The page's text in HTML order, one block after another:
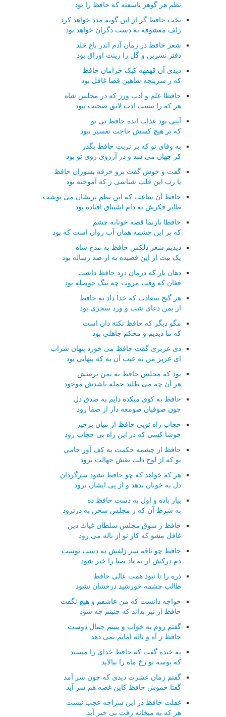
نظم هر گوهر ناسفته که حافظ را بود
بخت حافظ گر از این گونه مدد خواهد کرد
زلف معشوقه به دست دگران خواهد بود
شعر حافظ در زمان آدم اندر باغ خلد
دفتر نسرین و گل را زینت اوراق بود
دیدی آن قهقهه کبک خرامان حافظ
که ز سرپنجه شاهین قضا غافل بود
حافظا علم و ادب ورز که در مجلس شاه
هر که را نیست ادب لایق صحبت نبود
آیتی بود عذاب انده حافظ بی تو
که بر هیچ کسش حاجت تفسیر نبود
به وفای تو که بر تربت حافظ بگذر
کز جهان می شد و در آرزوی روی تو بود
گفت و خوش گفت برو خرقه بسوزان حافظ
یا رب این قلب شناسی ز که آموخته بود
حافظ آن ساعت که این نظم پریشان می نوشت
طایر فکرش به دام اشتیاق افتاده بود
حافظا بازنما قصه خونابه چشم
که بر این چشمه همان آب روان است که بود
دیدیم شعر دلکش حافظ به مدح شاه
یک بیت از این قصیده به از صد رساله بود
دهان یار که درمان درد حافظ داشت
فغان که وقت مروت چه تنگ حوصله بود
هر گنج سعادت که خدا داد به حافظ
از یمن دعای شب و ورد سحری بود
مگو دیگر که حافظ نکته دان است
که ما دیدیم و محکم جاهلی بود
دی عزیزی گفت حافظ می خورد پنهان شراب
ای عزیز من نه عیب آن به که پنهانی بود
بود که مجلس حافظ به یمن تربیتش
هر آن چه می طلبد جمله باشدش موجود
حافظ به کوی میکده دایم به صدق دل
چون صوفیان صومعه دار از صفا رود
حجاب راه تویی حافظ از میان برخیز
خوشا کسی که در این راه بی حجاب رود
حافظ از چشمه حکمت به کف آور جامی
بو که از لوح دلت نقش جهالت برود
هر که خواهد که چو حافظ نشود سرگردان
دل به خوبان ندهد و از پی ایشان نرود
بیار باده و اول به دست حافظ ده
به شرط آن که ز مجلس سخن به درنرود
حافظ ز شوق مجلس سلطان غیاث دین
غافل مشو که کار تو از ناله می رود
حافظ چو نافه سر زلفش به دست توست
دم درکش ار نه باد صبا را خبر شود
ذره را تا نبود همت عالی حافظ
طالب چشمه خورشید درخشان نشود
خواجه دانست که من عاشقم و هیچ نگفت
حافظ ار نیز بداند که چنینم چه شود
گفتم روم به خواب و ببینم جمال دوست
حافظ ز آه و ناله امانم نمی دهد
به خنده گفت که حافظ خدای را مپسند
که بوسه تو رخ ماه را بیالاید
گفتم زمان عشرت دیدی که چون سر آمد
گفتا خموش حافظ کاین غصه هم سر آید
غفلت حافظ در این سراچه عجب نیست
هر که به میخانه رفت بی خبر آید